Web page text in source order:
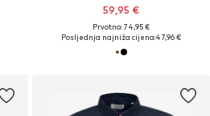
59,95 €
Prvotno: 74,95 €
Posljednja najniža cijena:47,96 €